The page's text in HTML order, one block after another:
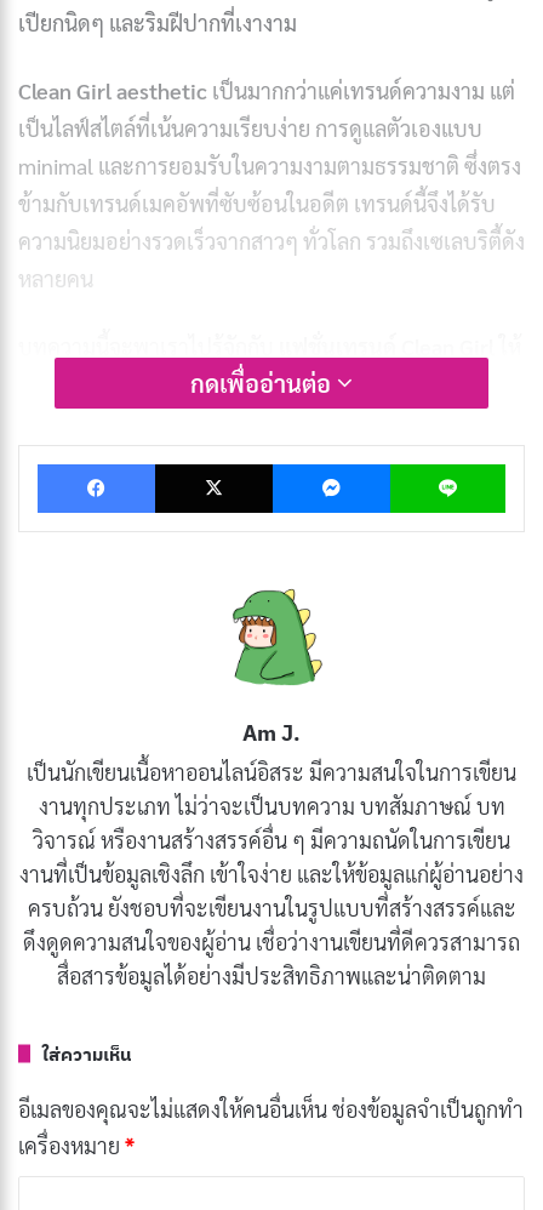
เปียกนิดๆ และริมฝีปากที่เงางาม
Clean Girl aesthetic เป็นมากกว่าแค่เทรนด์ความงาม แต่
เป็นไลฟ์สไตล์ที่เน้นความเรียบง่าย การดูแลตัวเองแบบ
minimal และการยอมรับในความงามตามธรรมชาติ ซึ่งตรง
ข้ามกับเทรนด์เมคอัพที่ซับซ้อนในอดีต เทรนด์นี้จึงได้รับ
ความนิยมอย่างรวดเร็วจากสาวๆ ทั่วโลก รวมถึงเซเลบริตี้ดัง
หลายคน
ลึกซึ้งยิ่งขึ้น ตั้งแต่ที่มาและความหมาย วิธีการสร้างลุค เคล็ด
ได้รับความนิยมมากขนาดนี้ พร้อมกับเทคนิคการทำ Clean
Girl look ที่เหมาะกับคนไทยและสภาพอากาศของเรา
มีต้นกำเนิดจากชุมชนผู้หญิงผิวสีใน
นิวยอร์ก โดยเฉพาะอย่างยิ่งในย่าน Bronx และ Brooklyn ที่
ดูเรียบเนียนและเงางาม ลุคนี้เป็นส่วนหนึ่งของวัฒนธรรม
และความงามของชุมชนที่มีมาช้านาน แต่ในปี 2022 กลับ
กลายเป็นไวรัลบน TikTok และ Instagram ผ่านอินฟลูเอน
เซอร์และเซเลบริตี้ระดับโลก
การเผยแพร่เทรนด์นี้เริ่มจาก influencerอย่าง Hailey
Bieber, Gwyneth Paltrow และ Bella Hadid ที่โพสต์ภาพลุ
คธรรมชาติ โดยไม่ใส่เมคอัพมาก แต่ดูสวยเปล่งปลั่ง ทำให้
สนใจ และเริ่มมีการใช้แฮชแท็ก #CleanGirl ในโซเชียลมีเดีย
มากขึ้น
บทความที่เกี่ยวข้อง
กดเพื่ออ่านต่อ
Facebook X Messenger Line
Am J.
เป็นนักเขียนเนื้อหาออนไลน์อิสระ มีความสนใจในการเขียน
งานทุกประเภท ไม่ว่าจะเป็นบทความ บทสัมภาษณ์ บท
วิจารณ์ หรืองานสร้างสรรค์อื่น ๆ มีความถนัดในการเขียน
งานที่เป็นข้อมูลเชิงลึก เข้าใจง่าย และให้ข้อมูลแก่ผู้อ่านอย่าง
ครบถ้วน ยังชอบที่จะเขียนงานในรูปแบบที่สร้างสรรค์และ
ดึงดูดความสนใจของผู้อ่าน เชื่อว่างานเขียนที่ดีควรสามารถ
สื่อสารข้อมูลได้อย่างมีประสิทธิภาพและน่าติดตาม
ใส่ความเห็น
อีเมลของคุณจะไม่แสดงให้คนอื่นเห็น ช่องข้อมูลจำเป็นถูกทำ
เครื่องหมาย *